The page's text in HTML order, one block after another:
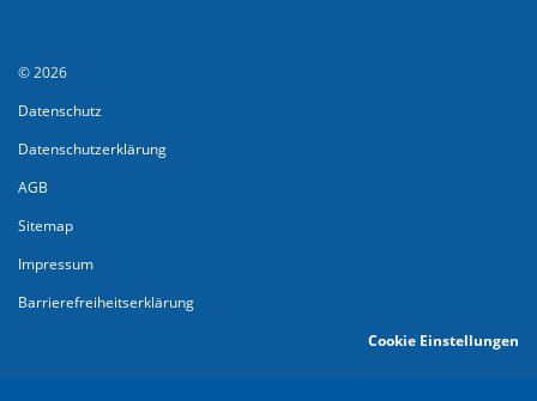
© 2026
Datenschutz
Datenschutzerklärung
AGB
Sitemap
Impressum
Barrierefreiheitserklärung
Cookie Einstellungen